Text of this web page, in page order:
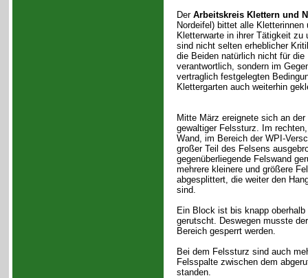
Der Arbeitskreis Klettern und
Nordeifel) bittet alle Kletterinnen
Kletterwarte in ihrer Tätigkeit
sind nicht selten erheblicher
die Beiden natürlich nicht für
verantwortlich, sondern im
vertraglich festgelegten
Klettergarten auch weiterhin
Mitte März ereignete sich an der
gewaltiger Felssturz. Im
Wand, im Bereich der WPI-
großer Teil des Felsens
gegenüberliegende Felswand
mehrere kleinere und größere
abgesplittert, die weiter den
sind.
Ein Block ist bis knapp
gerutscht. Deswegen musste
Bereich gesperrt werden.
Bei dem Felssturz sind auch
Felsspalte zwischen dem
standen.